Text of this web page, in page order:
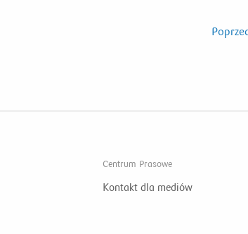
Centrum Prasowe
Kontakt dla mediów